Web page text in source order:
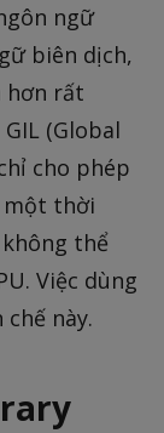
ngữ
biên dịch,
hơn rất
(Global
cho phép
thời
thể
Việc dùng
này.